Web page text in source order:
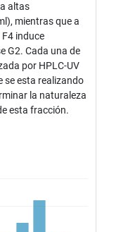
altas
mientras que a
induce
G2. Cada una de
por HPLC-UV
se esta realizando
la naturaleza
esta fracción.